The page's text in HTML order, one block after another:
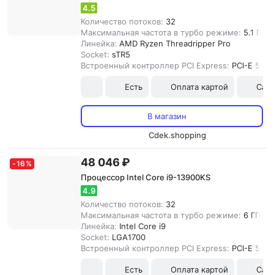
4.5
Количество потоков: 32
Максимальная частота в турбо режиме: 5.1 ГГц
Линейка: AMD Ryzen Threadripper Pro
Socket: sTR5
Встроенный контроллер PCI Express: PCI-E 5.0
Есть Оплата картой
В магазин
Cdek.shopping
-16 % 48 046 ₽
Процессор Intel Core i9-13900KS
4.9
Количество потоков: 32
Максимальная частота в турбо режиме: 6 ГГц
Линейка: Intel Core i9
Socket: LGA1700
Встроенный контроллер PCI Express: PCI-E 5.0
Есть Оплата картой